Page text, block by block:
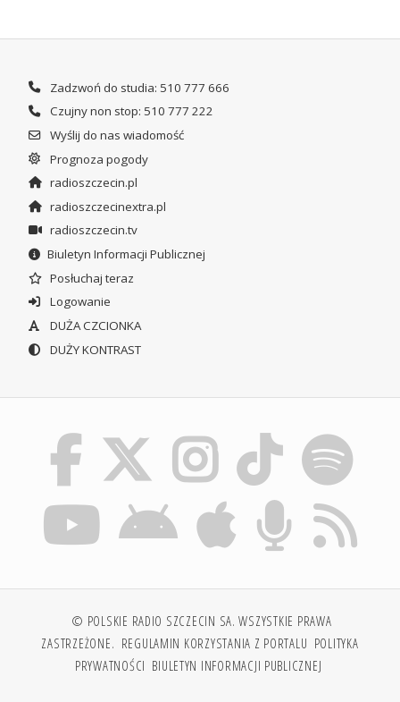
Zadzwoń do studia: 510 777 666
Czujny non stop: 510 777 222
Wyślij do nas wiadomość
Prognoza pogody
radioszczecin.pl
radioszczecinextra.pl
radioszczecin.tv
Biuletyn Informacji Publicznej
Posłuchaj teraz
Logowanie
DUŻA CZCIONKA
DUŻY KONTRAST
© POLSKIE RADIO SZCZECIN SA. WSZYSTKIE PRAWA
ZASTRZEŻONE. REGULAMIN KORZYSTANIA Z PORTALU POLITYKA
PRYWATNOŚCI BIULETYN INFORMACJI PUBLICZNEJ